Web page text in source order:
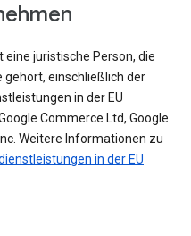
eine juristische Person, die
gehört, einschließlich der
in der EU
Commerce Ltd, Google
Weitere Informationen zu
in der EU